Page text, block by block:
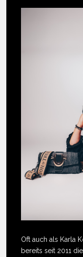
Oft auch als Karla
bereits seit 2011